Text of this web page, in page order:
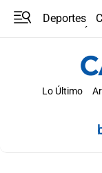
Deportes
Lo Último